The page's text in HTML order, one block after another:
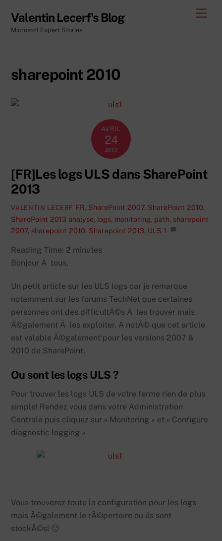
content
Valentin Lecerf's Blog
Microsoft Expert Stories
sharepoint 2010
AVRIL
24
2013
[FR]Les logs ULS dans SharePoint
2013
VALENTIN LECERF FR, SharePoint 2007, SharePoint 2010,
SharePoint 2013 analyse, logs, monitoring, path, sharepoint
2007, sharepoint 2010, Sharepoint 2013, ULS 1
Reading Time: 2 minutes
Bonjour Ã tous,
Un petit article sur les ULS logs car je remarque
notamment sur les forums TechNet que certaines
personnes ont des difficultÃ©s Ã les trouver mais
Ã©galement Ã les exploiter. A notÃ© que cet article
est valable Ã©galement pour les versions 2007 &
2010 de SharePoint.
Ou sont les logs ULS ?
Pour trouver les logs ULS de votre ferme rien de plus
simple! Rendez vous dans votre Administration
Centrale puis cliquez sur « Monitoring » et « Configure
diagnostic logging »
Vous trouverez toute la configuration pour les logs
mais Ã©galement le rÃ©pertoire ou ils sont
stockÃ©s! 🙂